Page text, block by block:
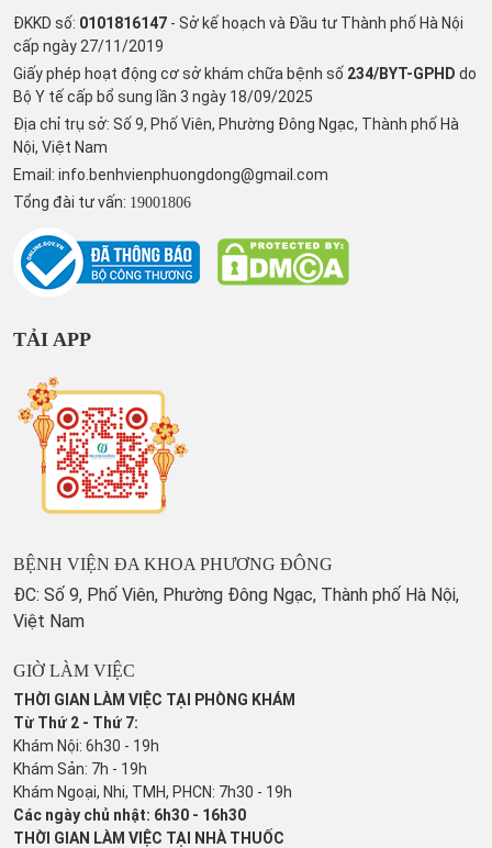
ĐKKD số: 0101816147 - Sở kế hoạch và Đầu tư Thành phố Hà Nội
cấp ngày 27/11/2019
Giấy phép hoạt động cơ sở khám chữa bệnh số 234/BYT-GPHD do
Bộ Y tế cấp bổ sung lần 3 ngày 18/09/2025
Địa chỉ trụ sở: Số 9, Phố Viên, Phường Đông Ngạc, Thành phố Hà
Nội, Việt Nam
Email: info.benhvienphuongdong@gmail.com
Tổng đài tư vấn: 19001806
TẢI APP
BỆNH VIỆN ĐA KHOA PHƯƠNG ĐÔNG
ĐC: Số 9, Phố Viên, Phường Đông Ngạc, Thành phố Hà Nội,
Việt Nam
GIỜ LÀM VIỆC
THỜI GIAN LÀM VIỆC TẠI PHÒNG KHÁM
Từ Thứ 2 - Thứ 7:
Khám Nội: 6h30 - 19h
Khám Sản: 7h - 19h
Khám Ngoại, Nhi, TMH, PHCN: 7h30 - 19h
Các ngày chủ nhật: 6h30 - 16h30
THỜI GIAN LÀM VIỆC TẠI NHÀ THUỐC